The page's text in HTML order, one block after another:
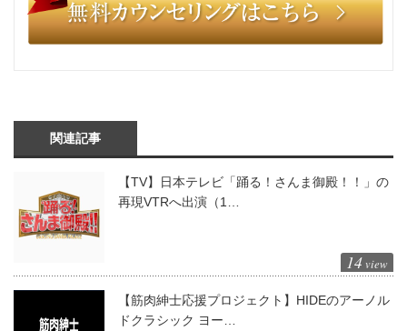
関連記事
【TV】日本テレビ「踊る！さんま御殿！！」の
再現VTRへ出演（1…
14 view
【筋肉紳士応援プロジェクト】HIDEのアーノル
ドクラシック ヨー…